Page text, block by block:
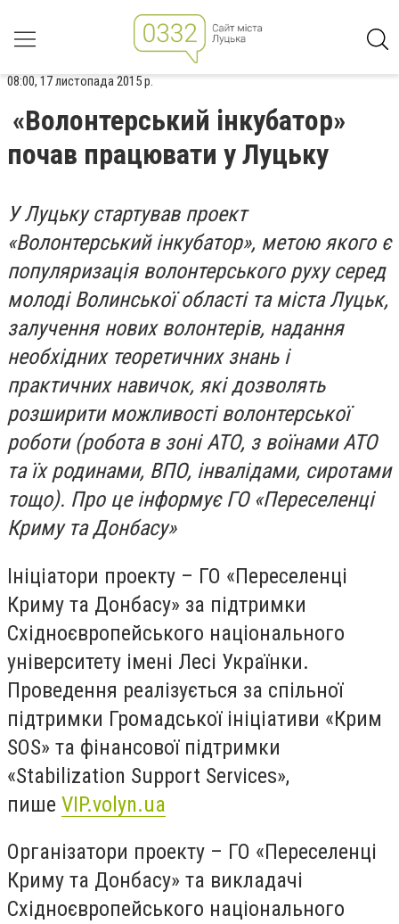
08:00, 17 листопада 2015 р.
«Волонтерський інкубатор»
почав працювати у Луцьку
У Луцьку стартував проект
«Волонтерський інкубатор», метою якого є
популяризація волонтерського руху серед
молоді Волинської області та міста Луцьк,
залучення нових волонтерів, надання
необхідних теоретичних знань і
практичних навичок, які дозволять
розширити можливості волонтерської
роботи (робота в зоні АТО, з воїнами АТО
та їх родинами, ВПО, інвалідами, сиротами
тощо). Про це інформує ГО «Переселенці
Криму та Донбасу»
Ініціатори проекту – ГО «Переселенці
Криму та Донбасу» за підтримки
Східноєвропейського національного
університету імені Лесі Українки.
Проведення реалізується за спільної
підтримки Громадської ініціативи «Крим
SOS» та фінансової підтримки
«Stabilization Support Services»,
пише VIP.volyn.ua
Організатори проекту – ГО «Переселенці
Криму та Донбасу» та викладачі
Східноєвропейського національного